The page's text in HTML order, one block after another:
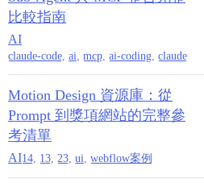
比較指南
AI
claude-code, ai, mcp, ai-coding, claude
Motion Design 資源庫：從
Prompt 到獎項網站的完整參
考清單
AI14 13 23 ui webflow案例